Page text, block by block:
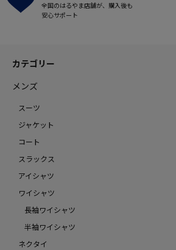
全国のはるやま店舗が、購入後も
安心サポート
カテゴリー
メンズ
スーツ
ジャケット
コート
スラックス
アイシャツ
ワイシャツ
長袖ワイシャツ
半袖ワイシャツ
ネクタイ